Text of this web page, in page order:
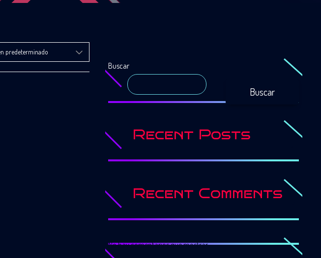
Buscar
Buscar
Recent Posts
Recent Comments
No hay comentarios que mostrar.